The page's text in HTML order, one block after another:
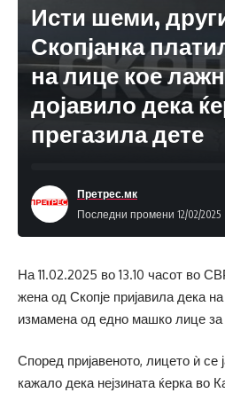
Исти шеми,
Скопјанка
на лице кое
дојавило дека
прегазила дете
Последни промени 12/02/2025
Претрес.мк
На 11.02.2025 во 13.10 часот во
жена од Скопје пријавила дека
измамена од едно машко лице
Според пријавеното, лицето ѝ се
кажало дека нејзината ќерка во